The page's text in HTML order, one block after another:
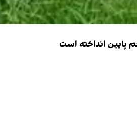
پایین انداخته است